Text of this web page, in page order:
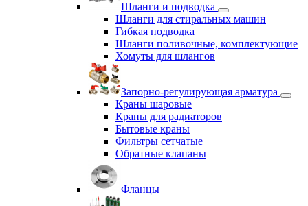
Шланги и подводка
Шланги для стиральных машин
Гибкая подводка
Шланги поливочные, комплектующие
Хомуты для шлангов
Запорно-регулирующая арматура
Краны шаровые
Краны для радиаторов
Бытовые краны
Фильтры сетчатые
Обратные клапаны
Фланцы